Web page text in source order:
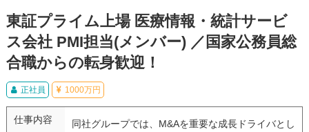
東証プライム上場 医療情報・統計サービ
ス会社 PMI担当(メンバー) ／国家公務員総
合職からの転身歓迎！
正社員 1000万円
仕事内容
同社グループでは、M&Aを重要な成長ドライバとし